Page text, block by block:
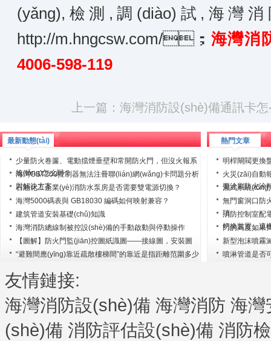
(yǎng),檢測,調(diào)試,海灣消
http://m.hngcsw.com/； 海灣消
4006-598-119
上一篇： 海灣消防設(shè)備通訊卡
最新動態(tài)
少量防火卷簾、電動擋煙垂壁和常開防火門，但沒火報系
統(tǒng)怎么辦？
海灣GST200控制器無法注冊聯(lián)網(wǎng)卡問題分析
與解決方案
石油化工企業(yè)消防水泵房是否需要雙電源切換？
海灣5000碼表與 GB18030 編碼如何映射兼容？
建筑管道安裝基礎(chǔ)知識
海灣消防總線制被控設(shè)備的手動啟動與停動操作
【圖解】防火門監(jiān)控圖紙識圖——接線圖，安裝圖
“避難間應(yīng)靠近疏散樓梯間”的靠近是指距離范圍多少
熱門文章
明桿閘閥更換
火災(zāi)自動
要涂刷防火涂
濕式系統
無門窗洞口防
項
消防控制室配
切換裝置，這
門的高度如果
新型泡沫噴霧
噴淋管道是否
友情鏈接:
海灣消防設(shè)備 海灣消防 海灣
(shè)備 消防評估設(shè)備 消防